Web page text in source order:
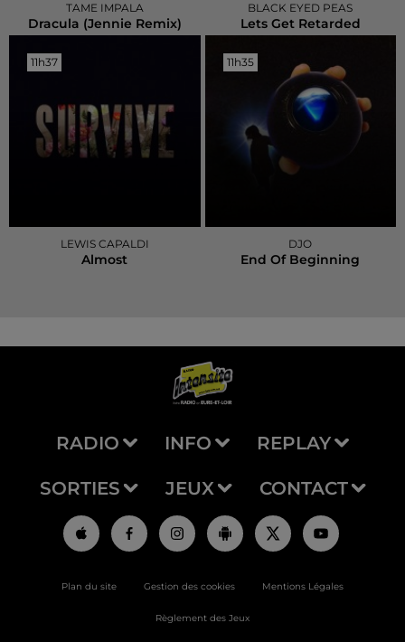
TAME IMPALA
Dracula (jennie Remix)
BLACK EYED PEAS
Lets Get Retarded
11h37
11h37
LEWIS CAPALDI
Almost
11h35
11h35
DJO
End Of Beginning
RADIO INFO REPLAY
SORTIES JEUX CONTACT
Plan du site Gestion des cookies Mentions Légales
Règlement des Jeux